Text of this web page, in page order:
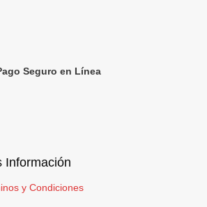
Seguro en Línea
Información
y Condiciones